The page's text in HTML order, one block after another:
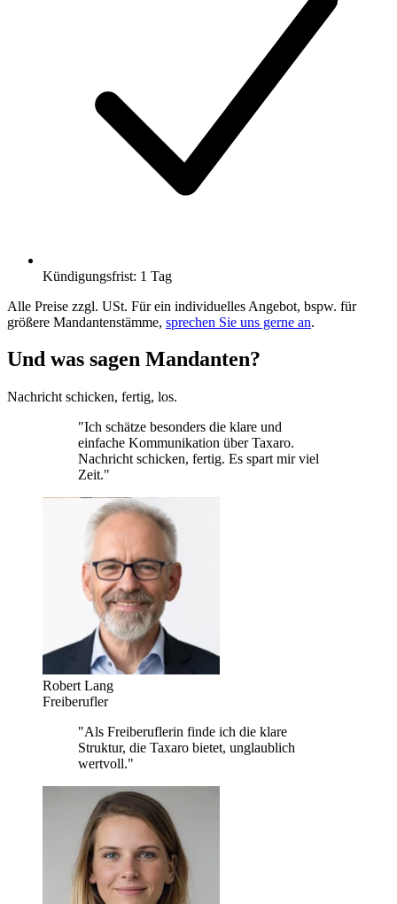
Kündigungsfrist: 1 Tag
Alle Preise zzgl. USt. Für ein individuelles Angebot, bspw. für
größere Mandantenstämme, sprechen Sie uns gerne an.
Und was sagen Mandanten?
Nachricht schicken, fertig, los.
"Ich schätze besonders die klare und
einfache Kommunikation über Taxaro.
Nachricht schicken, fertig. Es spart mir viel
Zeit."
Robert Lang
Freiberufler
"Als Freiberuflerin finde ich die klare
Struktur, die Taxaro bietet, unglaublich
wertvoll."